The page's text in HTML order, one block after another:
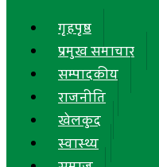
गृहपृष्ठ
प्रमुख समाचार
सम्पादकीय
राजनीति
खेलकुद
स्वास्थ्य